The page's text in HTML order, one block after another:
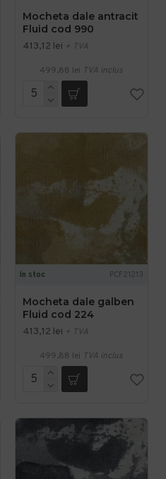
Mocheta dale antracit
Fluid cod 990
413,12 lei + TVA
499,88 lei TVA inclus
In stoc PCF21213
Mocheta dale galben
Fluid cod 224
413,12 lei + TVA
499,88 lei TVA inclus